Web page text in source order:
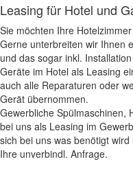
Leasing für Hotel und
Sie möchten Ihre
Gerne unterbreiten wir Ihnen
und das sogar inkl.
Geräte im Hotel als Leasing
auch alle Reparaturen oder
Gerät übernommen.
Gewerbliche Spülmaschinen,
bei uns als Leasing im
sich bei uns was benötigt
Ihre unverbindl. Anfrage.